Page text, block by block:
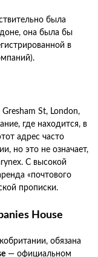
была
она была бы
в
St, London,
где находится, в
адрес часто
но это не означает,
С высокой
«почтового
прописки.
House
обязана
— официальном